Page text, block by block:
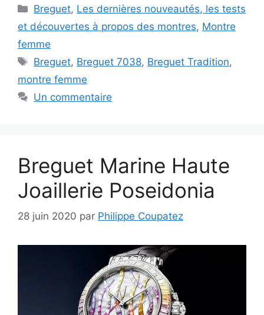
Catégories
Breguet, Les dernières nouveautés, les tests
et découvertes à propos des montres, Montre
femme
Étiquettes
Breguet, Breguet 7038, Breguet Tradition,
montre femme
Un commentaire
Breguet Marine Haute
Joaillerie Poseidonia
28 juin 2020 par Philippe Coupatez